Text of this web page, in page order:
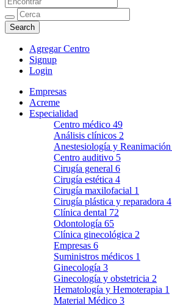
Agregar Centro
Signup
Login
Empresas
Acreme
Especialidad
Centro médico 49
Análisis clínicos 2
Anestesiología y Reanimación
Centro auditivo 5
Cirugía general 6
Cirugía estética 4
Cirugía maxilofacial 1
Cirugía plástica y reparadora 4
Clínica dental 72
Odontología 65
Clínica ginecológica 2
Empresas 6
Suministros médicos 1
Ginecología 3
Ginecología y obstetricia 2
Hematología y Hemoterapia 1
Material Médico 3